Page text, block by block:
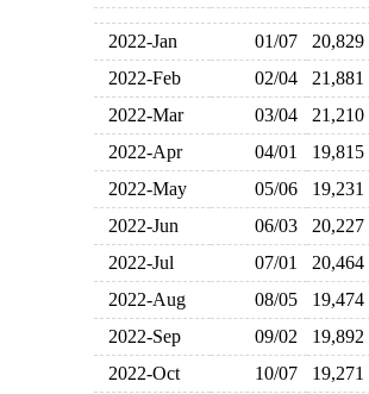
2022-Jan 01/07 20,829
2022-Feb
02/04 21,881
2022-Mar
03/04 21,210
2022-Apr
04/01 19,815
2022-May
05/06 19,231
2022-Jun
06/03 20,227
2022-Jul
07/01 20,464
2022-Aug
08/05 19,474
2022-Sep
09/02 19,892
2022-Oct
10/07 19,271